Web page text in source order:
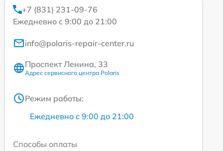
+7 (831) 231-09-76
Ежедневно с 9:00 до 21:00
info@polaris-repair-center.ru
Проспект Ленина, 33
Адрес сервисного центра Polaris
Режим работы:
Ежедневно с 9:00 до 21:00
Способы оплаты